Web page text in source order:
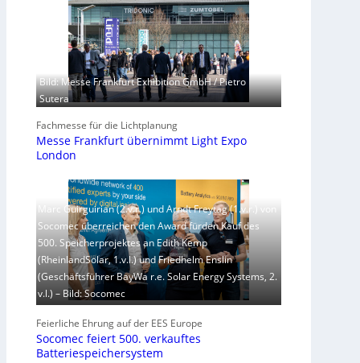
Bild: Messe Frankfurt Exhibition GmbH / Pietro
Sutera
Fachmesse für die Lichtplanung
Messe Frankfurt übernimmt Light Expo
London
Marc Guirguirian (2.v.r.) und Arndt Freytag (1.v.r.) von
Socomec überreichen den Award fürden Kauf des
500. Speicherprojektes an Edith Kemp
(RheinlandSolar, 1.v.l.) und Friedhelm Enslin
(Geschäftsführer BayWa r.e. Solar Energy Systems, 2.
v.l.) – Bild: Socomec
Feierliche Ehrung auf der EES Europe
Socomec feiert 500. verkauftes
Batteriespeichersystem